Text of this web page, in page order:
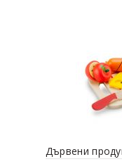
Дървени